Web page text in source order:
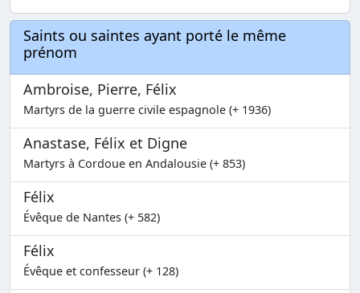
Saints ou saintes ayant porté le même
prénom
Ambroise, Pierre, Félix
Martyrs de la guerre civile espagnole (+ 1936)
Anastase, Félix et Digne
Martyrs à Cordoue en Andalousie (+ 853)
Félix
Évêque de Nantes (+ 582)
Félix
Évêque et confesseur (+ 128)